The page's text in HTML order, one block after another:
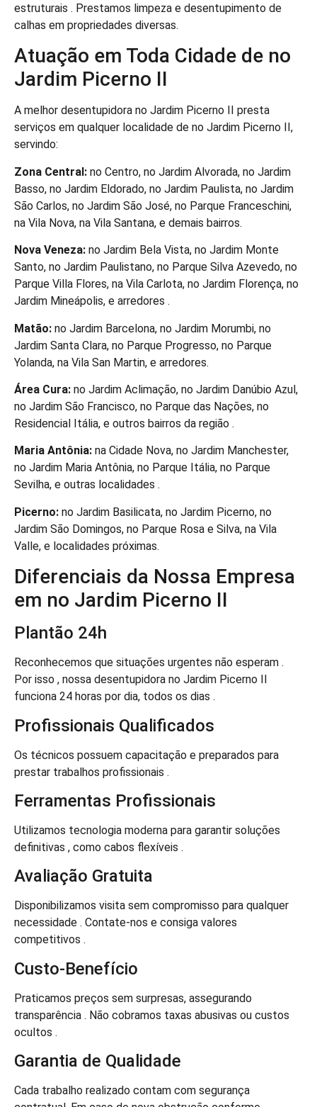
estruturais . Prestamos limpeza e desentupimento de
calhas em propriedades diversas.
Atuação em Toda Cidade de no
Jardim Picerno II
A melhor desentupidora no Jardim Picerno II presta
serviços em qualquer localidade de no Jardim Picerno II,
servindo:
Zona Central: no Centro, no Jardim Alvorada, no Jardim
Basso, no Jardim Eldorado, no Jardim Paulista, no Jardim
São Carlos, no Jardim São José, no Parque Franceschini,
na Vila Nova, na Vila Santana, e demais bairros.
Nova Veneza: no Jardim Bela Vista, no Jardim Monte
Santo, no Jardim Paulistano, no Parque Silva Azevedo, no
Parque Villa Flores, na Vila Carlota, no Jardim Florença, no
Jardim Mineápolis, e arredores .
Matão: no Jardim Barcelona, no Jardim Morumbi, no
Jardim Santa Clara, no Parque Progresso, no Parque
Yolanda, na Vila San Martin, e arredores.
Área Cura: no Jardim Aclimação, no Jardim Danúbio Azul,
no Jardim São Francisco, no Parque das Nações, no
Residencial Itália, e outros bairros da região .
Maria Antônia: na Cidade Nova, no Jardim Manchester,
no Jardim Maria Antônia, no Parque Itália, no Parque
Sevilha, e outras localidades .
Picerno: no Jardim Basilicata, no Jardim Picerno, no
Jardim São Domingos, no Parque Rosa e Silva, na Vila
Valle, e localidades próximas.
Diferenciais da Nossa Empresa
em no Jardim Picerno II
Plantão 24h
Reconhecemos que situações urgentes não esperam .
Por isso , nossa desentupidora no Jardim Picerno II
funciona 24 horas por dia, todos os dias .
Profissionais Qualificados
Os técnicos possuem capacitação e preparados para
prestar trabalhos profissionais .
Ferramentas Profissionais
Utilizamos tecnologia moderna para garantir soluções
definitivas , como cabos flexíveis .
Avaliação Gratuita
Disponibilizamos visita sem compromisso para qualquer
necessidade . Contate-nos e consiga valores
competitivos .
Custo-Benefício
Praticamos preços sem surpresas, assegurando
transparência . Não cobramos taxas abusivas ou custos
ocultos .
Garantia de Qualidade
Cada trabalho realizado contam com segurança